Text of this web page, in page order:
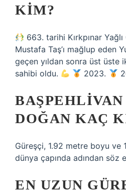
KIM?
663. tarihi Kırkpınar
Mustafa Taş’ı mağlup eden
geçen yıldan sonra üst üste
sahibi oldu.
2023.
BAŞPEHLIVAN
DOĞAN KAÇ
Güreşçi, 1.92 metre boyu ve
dünya çapında adından söz
EN UZUN